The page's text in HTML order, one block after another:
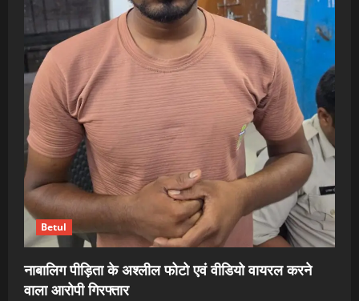
Betul
नाबालिग पीड़िता के अश्लील फोटो एवं वीडियो वायरल करने
वाला आरोपी गिरफ्तार